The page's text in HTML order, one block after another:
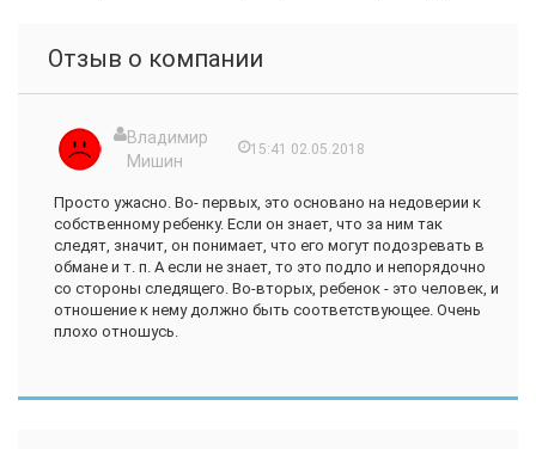
Отзыв о компании
Владимир
Мишин
15:41 02.05.2018
Просто ужасно. Во- первых, это основано на недоверии к
собственному ребенку. Если он знает, что за ним так
следят, значит, он понимает, что его могут подозревать в
обмане и т. п. А если не знает, то это подло и непорядочно
со стороны следящего. Во-вторых, ребенок - это человек, и
отношение к нему должно быть соответствующее. Очень
плохо отношусь.